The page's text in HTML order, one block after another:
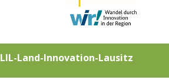
LIL-Land-Innovation-Lausitz